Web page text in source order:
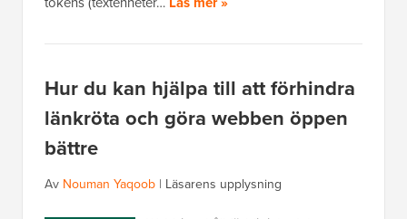
Hur du kan hjälpa till att förhindra
länkröta och göra webben öppen
bättre
Av Nouman Yaqoob | Läsarens upplysning